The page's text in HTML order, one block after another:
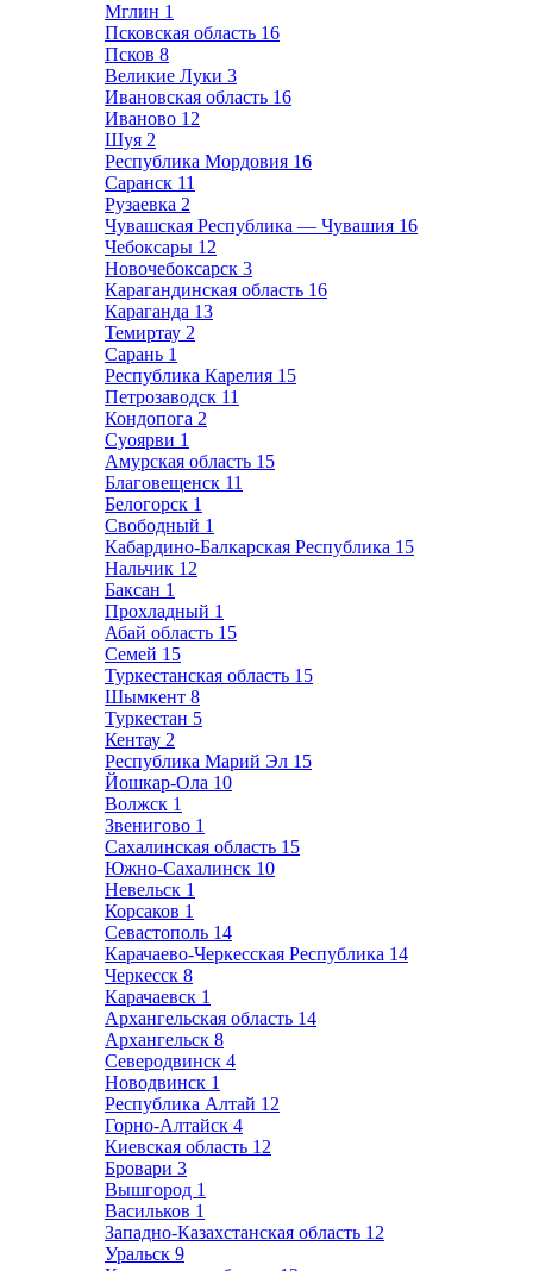
Мглин 1
Псковская область 16
Псков 8
Великие Луки 3
Ивановская область 16
Иваново 12
Шуя 2
Республика Мордовия 16
Саранск 11
Рузаевка 2
Чувашская Республика — Чувашия 16
Чебоксары 12
Новочебоксарск 3
Карагандинская область 16
Караганда 13
Темиртау 2
Сарань 1
Республика Карелия 15
Петрозаводск 11
Кондопога 2
Суоярви 1
Амурская область 15
Благовещенск 11
Белогорск 1
Свободный 1
Кабардино-Балкарская Республика 15
Нальчик 12
Баксан 1
Прохладный 1
Абай область 15
Семей 15
Туркестанская область 15
Шымкент 8
Туркестан 5
Кентау 2
Республика Марий Эл 15
Йошкар-Ола 10
Волжск 1
Звенигово 1
Сахалинская область 15
Южно-Сахалинск 10
Невельск 1
Корсаков 1
Севастополь 14
Карачаево-Черкесская Республика 14
Черкесск 8
Карачаевск 1
Архангельская область 14
Архангельск 8
Северодвинск 4
Новодвинск 1
Республика Алтай 12
Горно-Алтайск 4
Киевская область 12
Бровари 3
Вышгород 1
Васильков 1
Западно-Казахстанская область 12
Уральск 9